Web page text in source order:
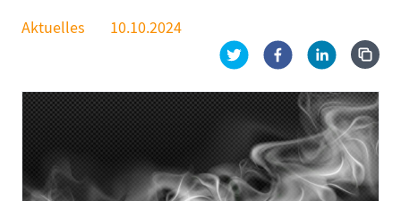
Aktuelles 10.10.2024